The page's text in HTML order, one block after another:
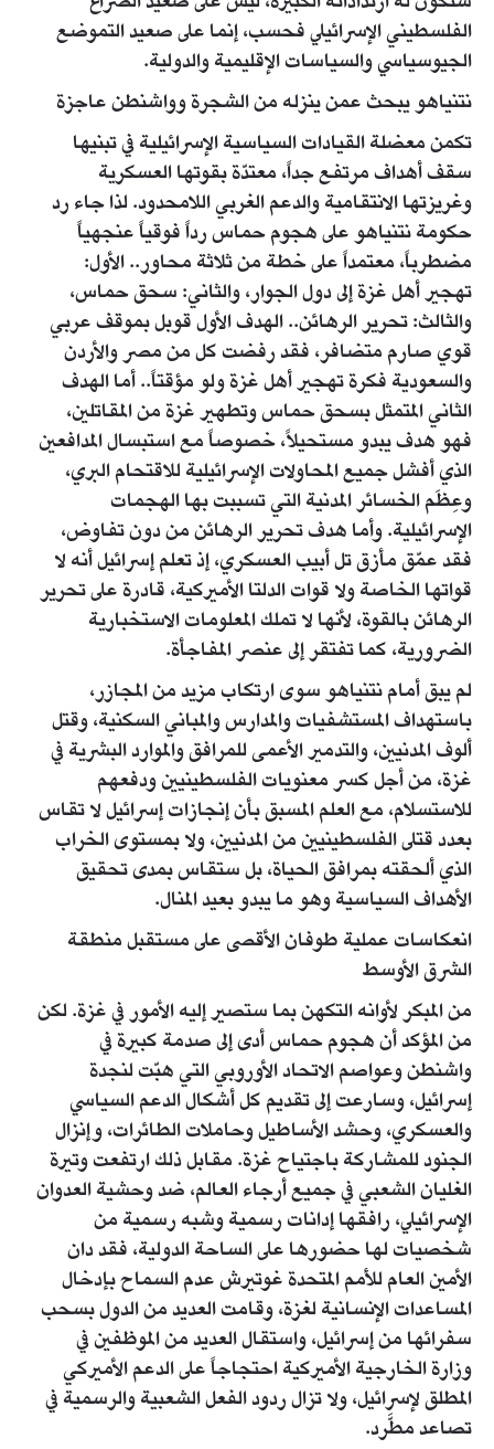
الفلسطيني الإسرائيلي فحسب، إنما على صعيد التموضع
الجيوسياسي والسياسات الإقليمية والدولية.
نتنياهو يبحث عمن ينزله من الشجرة وواشنطن عاجزة
تكمن معضلة القيادات السياسية الإسرائيلية في تبنيها
سقف أهداف مرتفع جداً، معتدّة بقوتها العسكرية
وغريزتها الانتقامية والدعم الغربي اللامحدود. لذا جاء رد
حكومة نتنياهو على هجوم حماس رداً فوقياً عنجهياً
مضطرباً، معتمداً على خطة من ثلاثة محاور.. الأول:
تهجير أهل غزة إلى دول الجوار، والثاني: سحق حماس،
والثالث: تحرير الرهائن.. الهدف الأول قوبل بموقف عربي
قوي صارم متضافر، فقد رفضت كل من مصر والأردن
والسعودية فكرة تهجير أهل غزة ولو مؤقتاً.. أما الهدف
الثاني المتمثل بسحق حماس وتطهير غزة من المقاتلين،
فهو هدف يبدو مستحيلاً، خصوصاً مع استبسال المدافعين
الذي أفشل جميع المحاولات الإسرائيلية للاقتحام البري،
وعِظَم الخسائر المدنية التي تسببت بها الهجمات
الإسرائيلية. وأما هدف تحرير الرهائن من دون تفاوض،
فقد عمّق مأزق تل أبيب العسكري، إذ تعلم إسرائيل أنه لا
قواتها الخاصة ولا قوات الدلتا الأميركية، قادرة على تحرير
الرهائن بالقوة، لأنها لا تملك المعلومات الاستخبارية
الضرورية، كما تفتقر إلى عنصر المفاجأة.
لم يبق أمام نتنياهو سوى ارتكاب مزيد من المجازر،
باستهداف المستشفيات والمدارس والمباني السكنية، وقتل
ألوف المدنيين، والتدمير الأعمى للمرافق والموارد البشرية في
غزة، من أجل كسر معنويات الفلسطينيين ودفعهم
للاستسلام، مع العلم المسبق بأن إنجازات إسرائيل لا تقاس
بعدد قتلى الفلسطينيين من المدنيين، ولا بمستوى الخراب
الذي ألحقته بمرافق الحياة، بل ستقاس بمدى تحقيق
الأهداف السياسية وهو ما يبدو بعيد المنال.
انعكاسات عملية طوفان الأقصى على مستقبل منطقة
الشرق الأوسط
من المبكر لأوانه التكهن بما ستصير إليه الأمور في غزة. لكن
من المؤكد أن هجوم حماس أدى إلى صدمة كبيرة في
واشنطن وعواصم الاتحاد الأوروبي التي هبّت لنجدة
إسرائيل، وسارعت إلى تقديم كل أشكال الدعم السياسي
والعسكري، وحشد الأساطيل وحاملات الطائرات، وإنزال
الجنود للمشاركة باجتياح غزة. مقابل ذلك ارتفعت وتيرة
الغليان الشعبي في جميع أرجاء العالم، ضد وحشية العدوان
الإسرائيلي، رافقها إدانات رسمية وشبه رسمية من
شخصيات لها حضورها على الساحة الدولية، فقد دان
الأمين العام للأمم المتحدة غوتيرش عدم السماح بإدخال
المساعدات الإنسانية لغزة، وقامت العديد من الدول بسحب
سفرائها من إسرائيل، واستقال العديد من الموظفين في
وزارة الخارجية الأميركية احتجاجاً على الدعم الأميركي
المطلق لإسرائيل، ولا تزال ردود الفعل الشعبية والرسمية في
تصاعد مطَّرد.